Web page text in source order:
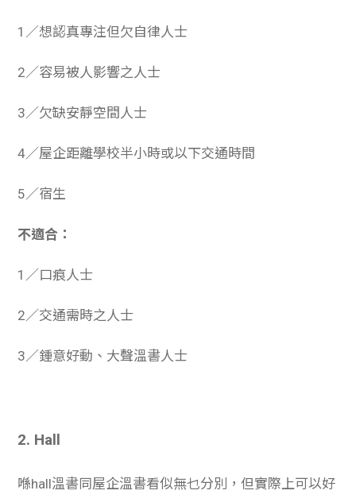
1／想認真專注但欠自律人士
2／容易被人影響之人士
3／欠缺安靜空間人士
4／屋企距離學校半小時或以下交通時間
5／宿生
不適合：
1／口痕人士
2／交通需時之人士
3／鍾意好動、大聲溫書人士
2. Hall
喺hall溫書同屋企溫書看似無乜分別，但實際上可以好